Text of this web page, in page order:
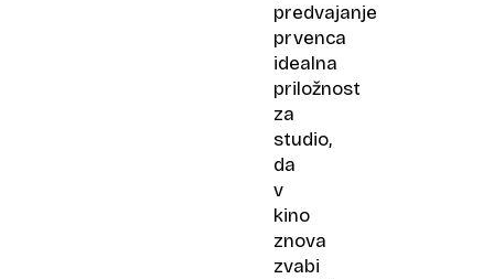
predvajanje
prvenca
idealna
priložnost
za
studio,
da
v
kino
znova
zvabi